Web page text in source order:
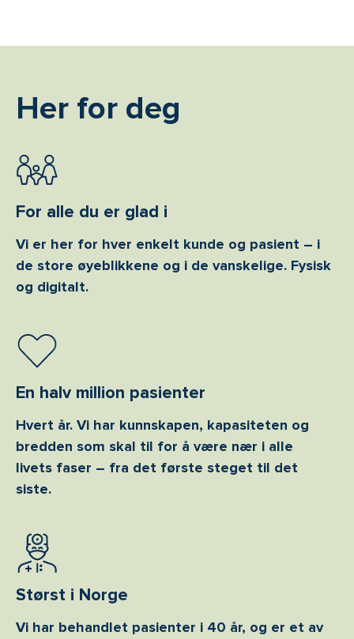
Her for deg
For alle du er glad i
Vi er her for hver enkelt kunde og pasient – i
de store øyeblikkene og i de vanskelige. Fysisk
og digitalt.
En halv million pasienter
Hvert år. Vi har kunnskapen, kapasiteten og
bredden som skal til for å være nær i alle
livets faser – fra det første steget til det
siste.
Størst i Norge
Vi har behandlet pasienter i 40 år, og er et av